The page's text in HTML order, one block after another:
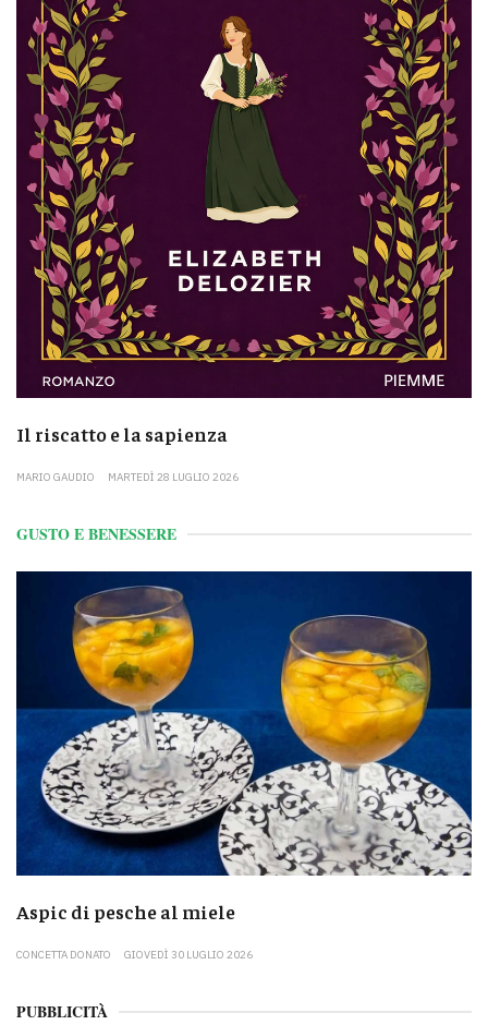
Il riscatto e la sapienza
MARIO GAUDIO MARTEDÌ 28 LUGLIO 2026
GUSTO E BENESSERE
Aspic di pesche al miele
CONCETTA DONATO GIOVEDÌ 30 LUGLIO 2026
PUBBLICITÀ